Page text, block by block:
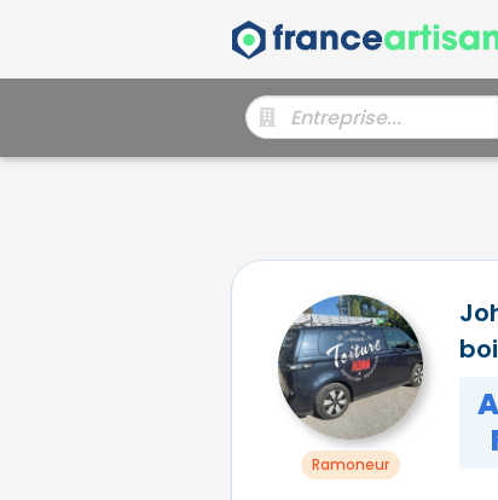
Ramoneur